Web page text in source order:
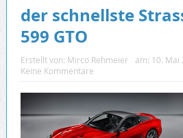
der schnellste
599 GTO
Erstellt von: Mirco Rehmeier am: 10. Mai
Keine Kommentare